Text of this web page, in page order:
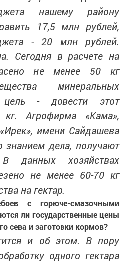
нашему району
17,5 млн рублей,
- 20 млн рублей.
Сегодня в расчете на
не менее 50 кг
минеральных
- довести этот
Агрофирма «Кама»,
«Ирек», имени Сайдашева
знанием дела, получают
данных хозяйствах
не менее 60-70 кг
на гектар.
с горюче-смазочными
ли государственные цены
сева и заготовки кормов?
и об этом. В пору
одного гектара